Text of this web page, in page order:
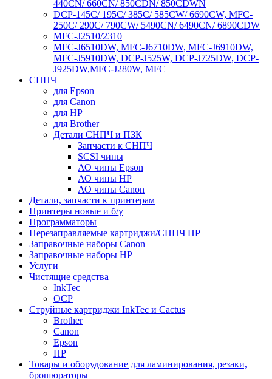
440CN/ 660CN/ 850CDN/ 850CDWN
DCP-145C/ 195C/ 385C/ 585CW/ 6690CW, MFC-
250C/ 290C/ 790CW/ 5490CN/ 6490CN/ 6890CDW
MFC-J2510/2310
MFC-J6510DW, MFC-J6710DW, MFC-J6910DW,
MFC-J5910DW, DCP-J525W, DCP-J725DW, DCP-
J925DW,MFC-J280W, MFC
СНПЧ
для Epson
для Canon
для HP
для Brother
Детали СНПЧ и ПЗК
Запчасти к СНПЧ
SCSI чипы
АО чипы Epson
АО чипы HP
АО чипы Canon
Детали, запчасти к принтерам
Принтеры новые и б/у
Программаторы
Перезаправляемые картриджи/СНПЧ HP
Заправочные наборы Canon
Заправочные наборы HP
Услуги
Чистящие средства
InkTec
OCP
Струйные картриджи InkTec и Cactus
Brother
Canon
Epson
HP
Товары и оборудование для ламинирования, резаки,
брошюраторы